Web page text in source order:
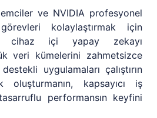
ve NVIDIA profesyonel
kolaylaştırmak için
cihaz içi yapay zekayı
veri kümelerini zahmetsizce
uygulamaları çalıştırın
kapsayıcı iş
performansın keyfini